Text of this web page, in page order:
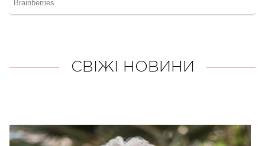
СВІЖІ НОВИНИ